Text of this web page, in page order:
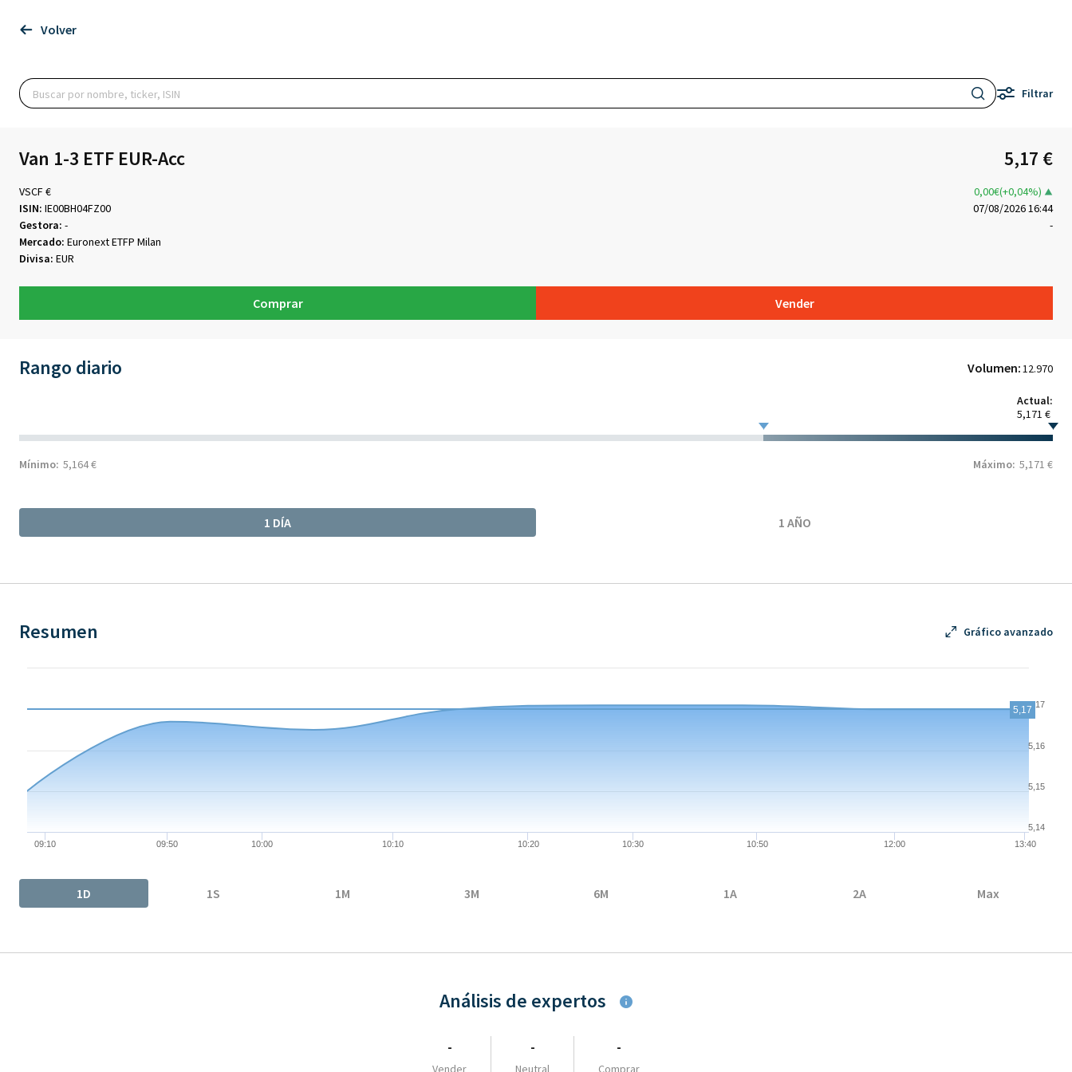
Volver
Filtrar
Van 1-3 ETF EUR-Acc 5,17 €
VSCF €
0,00€(+0,04%)
ISIN: IE00BH04FZ00
07/08/2026 16:44
Gestora: -
-
Mercado: Euronext ETFP Milan
Divisa: EUR
Comprar Vender
Rango diario Volumen:12.970
Actual:
5,171 €
Mínimo: 5,164 € Máximo: 5,171 €
1 DÍA 1 AÑO
Resumen Gráfico avanzado
Chart
The chart has 1 X axis displaying Time. Data ranges from 2026-08-06 09:04:00 to 2026-08-06 13:43:00.
The chart has 1 Y axis displaying values. Data ranges from 5.15 to 5.171.
09:10 09:50 10:00 10:10 10:20 10:30 10:50 12:00 13:40
5,14
5,15
5,16
5,17
5,17
1D
1S 1M 3M 6M 1A 2A Max
Análisis de expertos
-
Vender
-
Neutral
-
Comprar